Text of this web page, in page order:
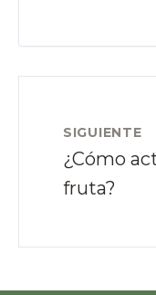
SIGUIENTE
¿Cómo
fruta?